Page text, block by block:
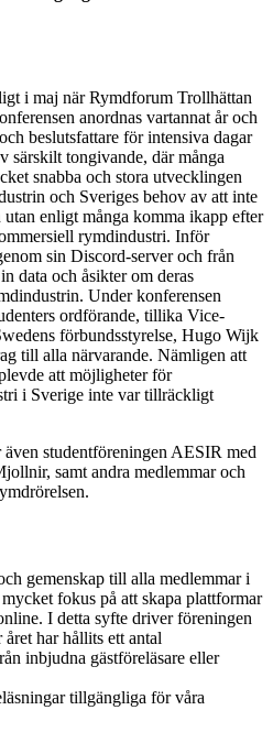
i maj när Rymdforum Trollhättan
anordnas vartannat år och
beslutsfattare för intensiva dagar
särskilt tongivande, där många
snabba och stora utvecklingen
och Sveriges behov av att inte
enligt många komma ikapp efter
rymdindustri. Inför
sin Discord-server och från
data och åsikter om deras
Under konferensen
ordförande, tillika Vice-
förbundsstyrelse, Hugo Wijk
till alla närvarande. Nämligen att
att möjligheter för
i Sverige inte var tillräckligt
studentföreningen AESIR med
samt andra medlemmar och
gemenskap till alla medlemmar i
fokus på att skapa plattformar
I detta syfte driver föreningen
har hållits ett antal
inbjudna gästföreläsare eller
tillgängliga för våra